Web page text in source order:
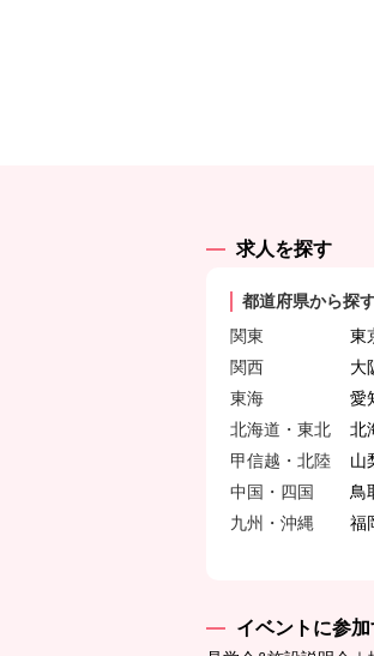
求人を探す
都道府県から探
関東
東
関西
大
東海
愛
北海道・東北
北
甲信越・北陸
山
中国・四国
鳥
九州・沖縄
福
イベントに参加